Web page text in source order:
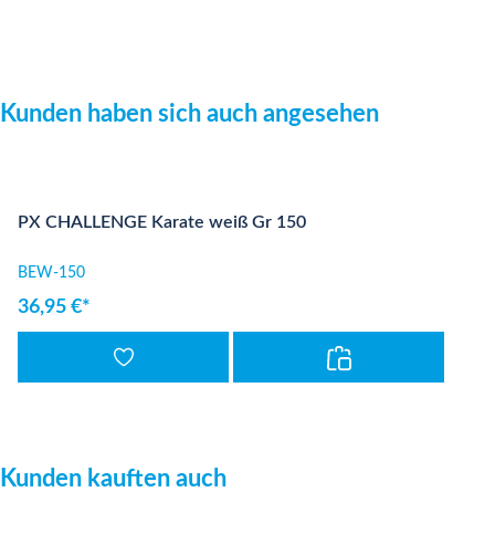
Produktgalerie überspringen
Kunden haben sich auch angesehen
PX CHALLENGE Karate weiß Gr 150
BEW-150
36,95 €*
Produktgalerie überspringen
Kunden kauften auch